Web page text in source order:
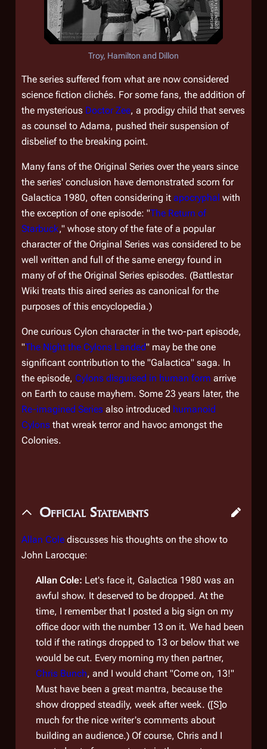
Troy, Hamilton and Dillon
The series suffered from what are now considered
science fiction clichés. For some fans, the addition of
the mysterious Doctor Zee, a prodigy child that serves
as counsel to Adama, pushed their suspension of
disbelief to the breaking point.
Many fans of the Original Series over the years since
the series' conclusion have demonstrated scorn for
Galactica 1980, often considering it apocryphal with
the exception of one episode: "The Return of
Starbuck," whose story of the fate of a popular
character of the Original Series was considered to be
well written and full of the same energy found in
many of of the Original Series episodes. (Battlestar
Wiki treats this aired series as canonical for the
purposes of this encyclopedia.)
One curious Cylon character in the two-part episode,
"The Night the Cylons Landed" may be the one
significant contribution to the "Galactica" saga. In
the episode, Cylons disguised in human form arrive
on Earth to cause mayhem. Some 23 years later, the
Re-imagined Series also introduced humanoid
Cylons that wreak terror and havoc amongst the
Colonies.
Official Statements
Allan Cole discusses his thoughts on the show to
John Larocque:
Allan Cole: Let's face it, Galactica 1980 was an
awful show. It deserved to be dropped. At the
time, I remember that I posted a big sign on my
office door with the number 13 on it. We had been
told if the ratings dropped to 13 or below that we
would be cut. Every morning my then partner,
Chris Bunch, and I would chant "Come on, 13!"
Must have been a great mantra, because the
show dropped steadily, week after week. ([S]o
much for the nice writer's comments about
building an audience.) Of course, Chris and I